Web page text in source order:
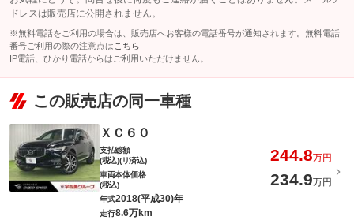
ドレスは販売店に公開されません。
※無料電話をご利用の場合は、販売店へお客様の電話番号が通知されます。無料電話
番号ご利用の際の注意点は こちら
IP電話、ひかり電話からはご利用いただけません。
この販売店の同一車種
ＸＣ６０
支払総額
(税込)(リ済込)
244.8万円
車両本体価格
(税込)
234.9万円
年式2018(平成30)年
走行8.6万km